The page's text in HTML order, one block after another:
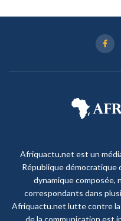
Afriquactu.net est un
République démocratique
dynamique composée,
correspondants dans
Afriquactu.net lutte contre la
de la communication est